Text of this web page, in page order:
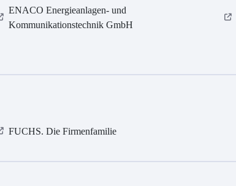
ENACO Energieanlagen- und
Kommunikationstechnik GmbH
FUCHS. Die Firmenfamilie